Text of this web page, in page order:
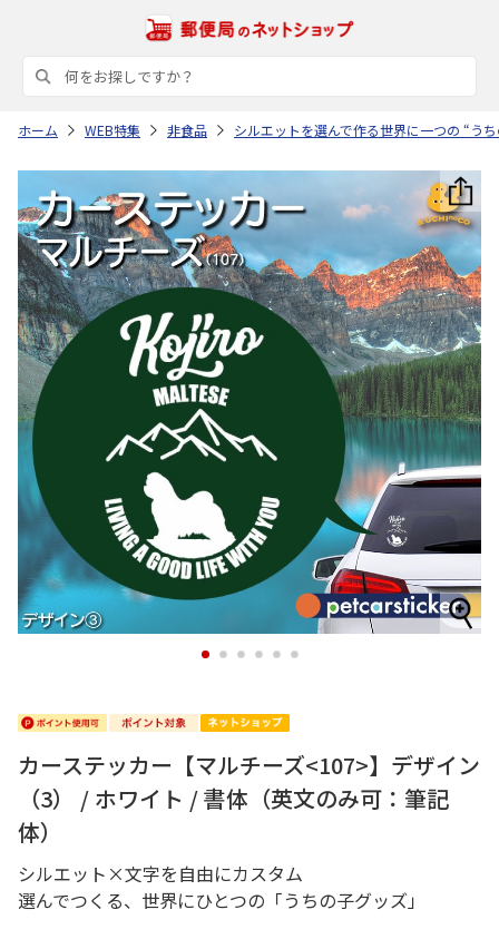
ホーム WEB特集 非食品 シルエットを選んで作る世界に一つの “う
1 2 3 4 5 6
カーステッカー【マルチーズ<107>】デザイン
（3） / ホワイト / 書体（英文のみ可：筆記
体）
シルエット×文字を自由にカスタム
選んでつくる、世界にひとつの「うちの子グッズ」